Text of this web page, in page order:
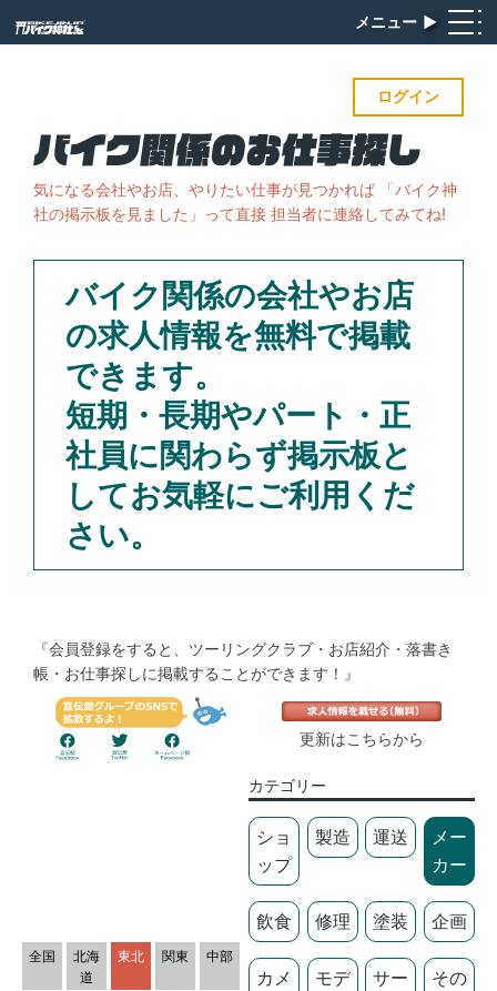
メニュー ▶︎
ログイン
気になる会社やお店、やりたい仕事が見つかれば 「バイク神
社の掲示板を見ました」って直接 担当者に連絡してみてね!
バイク関係の会社やお店
の求人情報を無料で掲載
できます。
短期・長期やパート・正
社員に関わらず掲示板と
してお気軽にご利用くだ
さい。
『会員登録をすると、ツーリングクラブ・お店紹介・落書き
帳・お仕事探しに掲載することができます！』
更新はこちらから
全国
北海
道
東北 関東 中部
カテゴリー
ショ
ップ
製造 運送
メー
カー
飲食 修理 塗装 企画
カメ
モデ
サー
その